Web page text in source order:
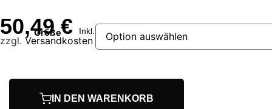
50,49€ Inkl. MwST
zzgl. Versandkosten
Größe
Sweater
IN DEN WARENKORB